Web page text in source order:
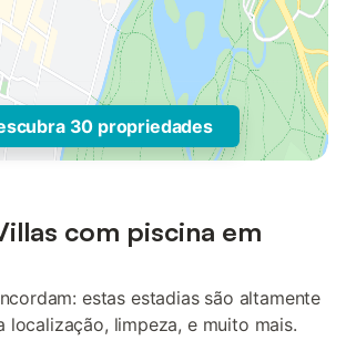
30 propriedades
com piscina em
estas estadias são altamente
localização, limpeza, e muito mais.